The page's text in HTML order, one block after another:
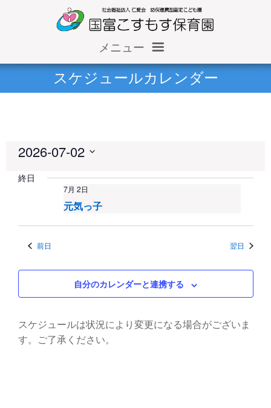
メニュー
ホーム
保育園だより
スケジュールカレンダー
2026-07-02
付
択
終日
7月 2日
元気っ子
前日 翌日
自分のカレンダーと連携する
スケジュールは状況により変更になる場合がございま
す。ご了承ください。